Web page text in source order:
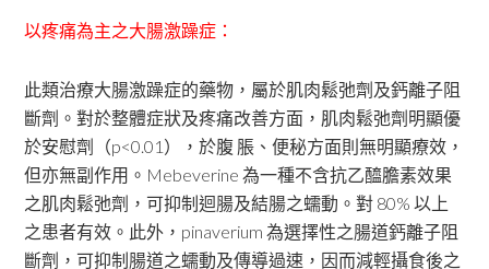
以疼痛為主之大腸激躁症：
此類治療大腸激躁症的藥物，屬於肌肉鬆弛劑及鈣離子阻
斷劑。對於整體症狀及疼痛改善方面，肌肉鬆弛劑明顯優
於安慰劑（p<0.01），於腹 脹、便秘方面則無明顯療效，
但亦無副作用。Mebeverine 為一種不含抗乙醯膽素效果
之肌肉鬆弛劑，可抑制迴腸及結腸之蠕動。對 80% 以上
之患者有效。此外，pinaverium 為選擇性之腸道鈣離子阻
斷劑，可抑制腸道之蠕動及傳導過速，因而減輕攝食後之